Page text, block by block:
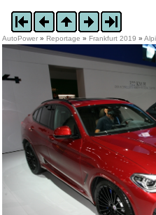
AutoPower » Reportage » Frankfurt 2019 »